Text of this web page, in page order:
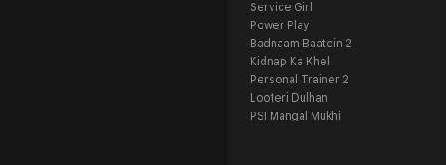
Service Girl
Power Play
Badnaam Baatein 2
Kidnap Ka Khel
Personal Trainer 2
Looteri Dulhan
PSI Mangal Mukhi